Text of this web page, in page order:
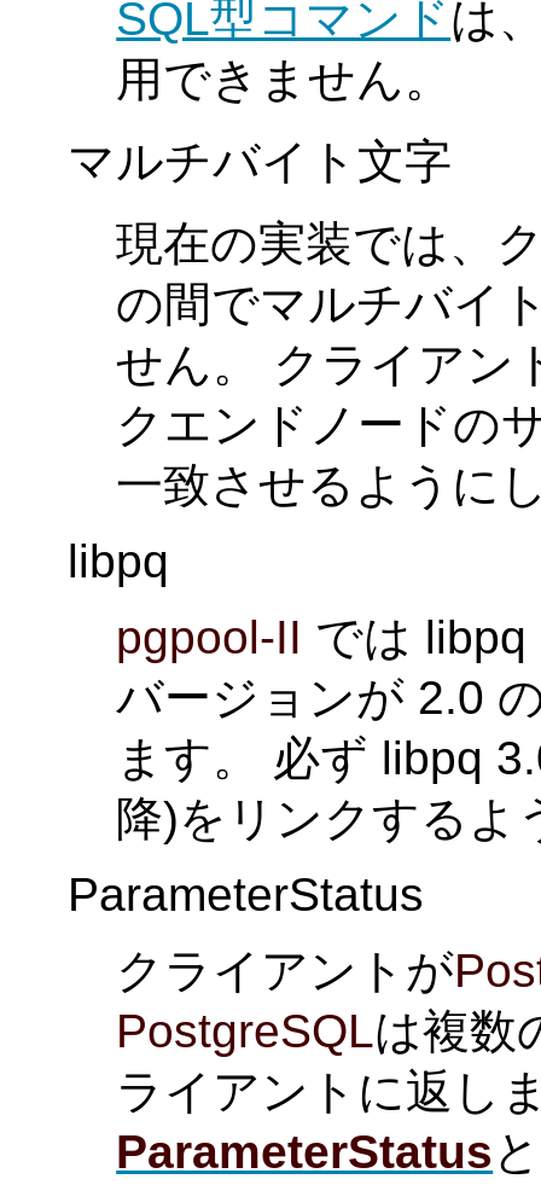
SQL型コマンドは
用できません。
マルチバイト文字
現在の実装では、
の間でマルチバイ
せん。 クライアン
クエンドノードの
一致させるように
libpq
pgpool-II では
バージョンが 2.0
ます。 必ず libpq
降)をリンクするよ
ParameterStatus
クライアントが
PostgreSQLは複数
ライアントに返し
ParameterStatus